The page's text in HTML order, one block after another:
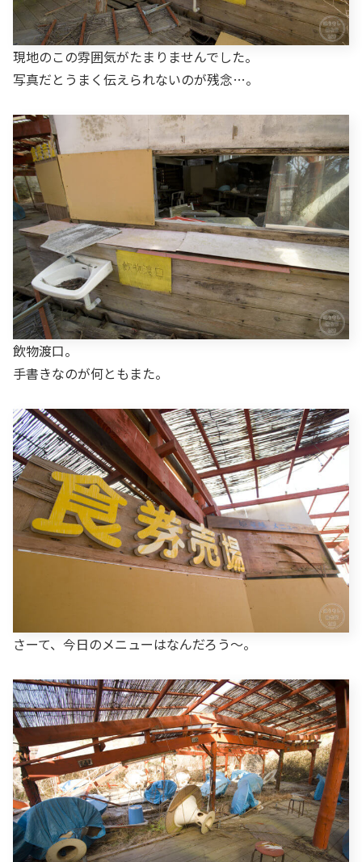
現地のこの雰囲気がたまりませんでした。
写真だとうまく伝えられないのが残念…。
飲物渡口。
手書きなのが何ともまた。
さーて、今日のメニューはなんだろう～。